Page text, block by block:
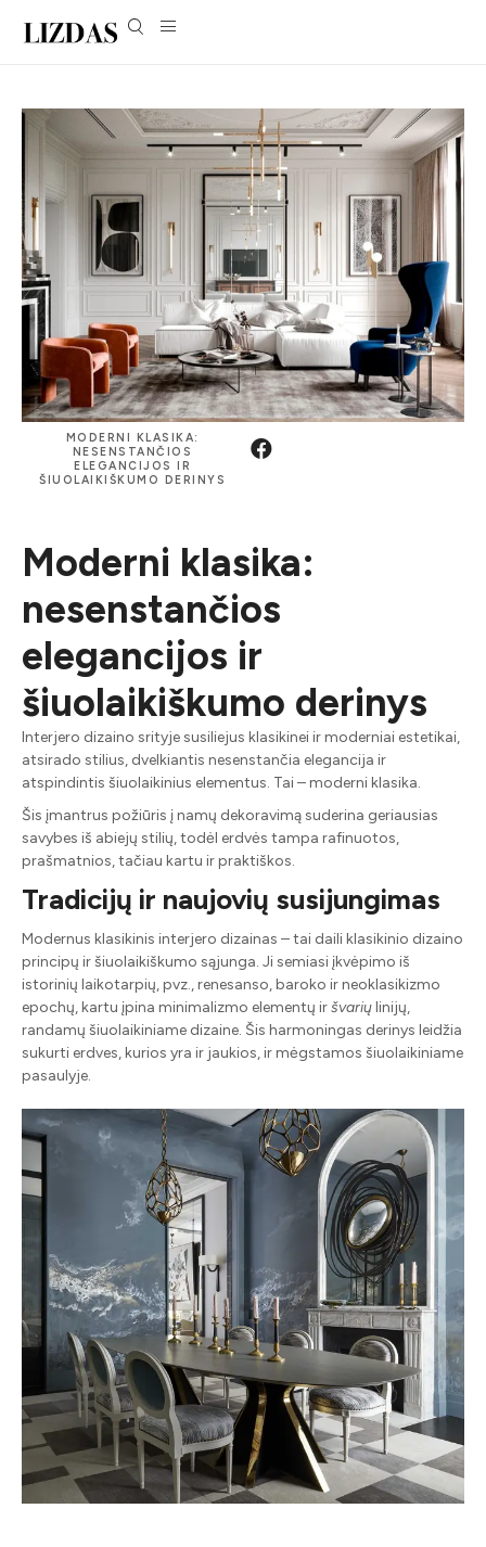
MODERNI KLASIKA:
NESENSTANČIOS
ELEGANCIJOS IR
ŠIUOLAIKIŠKUMO DERINYS
Moderni klasika:
nesenstančios
elegancijos ir
šiuolaikiškumo derinys
Interjero dizaino srityje susiliejus klasikinei ir moderniai estetikai,
atsirado stilius, dvelkiantis nesenstančia elegancija ir
atspindintis šiuolaikinius elementus. Tai – moderni klasika.
Šis įmantrus požiūris į namų dekoravimą suderina geriausias
savybes iš abiejų stilių, todėl erdvės tampa rafinuotos,
prašmatnios, tačiau kartu ir praktiškos.
Tradicijų ir naujovių susijungimas
Modernus klasikinis interjero dizainas – tai daili klasikinio dizaino
principų ir šiuolaikiškumo sąjunga. Ji semiasi įkvėpimo iš
istorinių laikotarpių, pvz., renesanso, baroko ir neoklasikizmo
epochų, kartu įpina minimalizmo elementų iršvariųlinijų,
randamų šiuolaikiniame dizaine. Šis harmoningas derinys leidžia
sukurti erdves, kurios yra ir jaukios, ir mėgstamos šiuolaikiniame
pasaulyje.